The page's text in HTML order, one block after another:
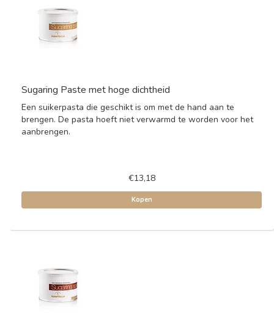
Sugaring Paste met hoge dichtheid
Een suikerpasta die geschikt is om met de hand aan te
brengen. De pasta hoeft niet verwarmd te worden voor het
aanbrengen.
€13,18
Kopen